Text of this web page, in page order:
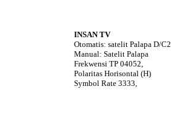
INSAN TV
Otomatis: satelit Palapa D/C2.
Manual: Satelit Palapa
Frekwensi TP 04052,
Polaritas Horisontal (H)
Symbol Rate 3333,